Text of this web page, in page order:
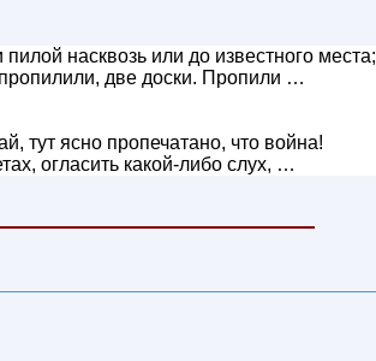
насквозь или до известного места;
две доски. Пропили …
тут ясно пропечатано, что война!
огласить какой-либо слух, …